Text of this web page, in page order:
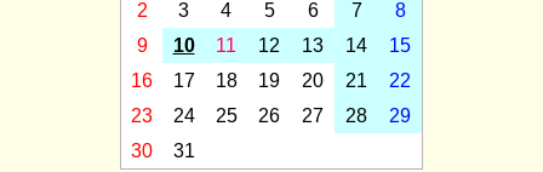
2
3 4 5 6 7
8
9
10 11 12 13 14
15
16
17 18 19 20 21
22
23
24 25 26 27 28
29
30
31